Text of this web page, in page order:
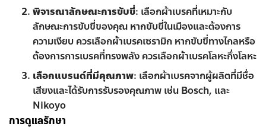
พิจารณาลักษณะการขับขี่: เลือกผ้าเบรคที่เหมาะกับ
ลักษณะการขับขี่ของคุณ หากขับขี่ในเมืองและต้องการ
ความเงียบ ควรเลือกผ้าเบรคเซรามิก หากขับขี่ทางไกลหรือ
ต้องการการเบรคที่ทรงพลัง ควรเลือกผ้าเบรคโลหะกึ่งโลหะ
เลือกแบรนด์ที่มีคุณภาพ: เลือกผ้าเบรคจากผู้ผลิตที่มีชื่อ
เสียงและได้รับการรับรองคุณภาพ เช่น Bosch, และ
Nikoyo
การดูแลรักษา